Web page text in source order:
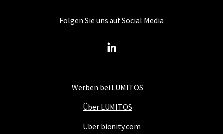
Werben bei LUMITOS
Über LUMITOS
Über bionity.com
Folgen Sie uns auf Social Media